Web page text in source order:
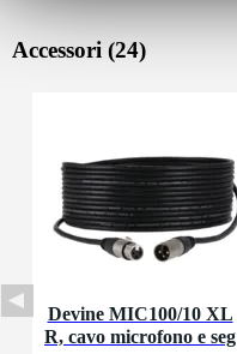
Accessori (24)
Devine MIC100/10 XL
R, cavo microfono e seg